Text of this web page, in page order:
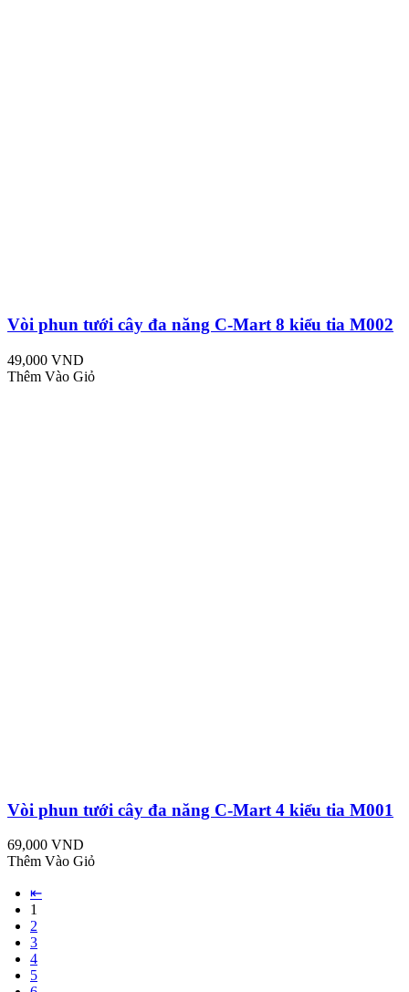
Vòi phun tưới cây đa năng C-Mart 8 kiểu tia M002
49,000 VND
Thêm Vào Giỏ
Vòi phun tưới cây đa năng C-Mart 4 kiểu tia M001
69,000 VND
Thêm Vào Giỏ
⇤
1
2
3
4
5